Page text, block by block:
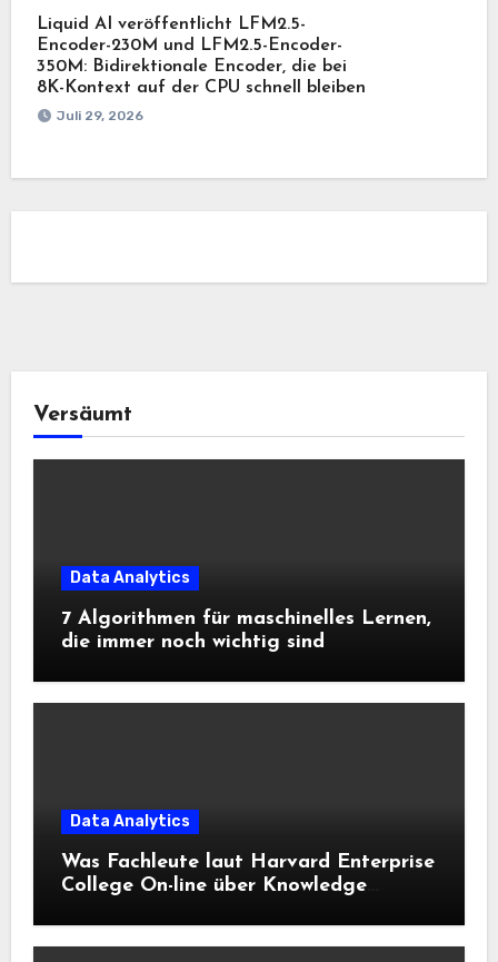
Liquid AI veröffentlicht LFM2.5-
Encoder-230M und LFM2.5-Encoder-
350M: Bidirektionale Encoder, die bei
8K-Kontext auf der CPU schnell bleiben
Juli 29, 2026
Versäumt
Data Analytics
7 Algorithmen für maschinelles Lernen,
die immer noch wichtig sind
Data Analytics
Was Fachleute laut Harvard Enterprise
College On-line über Knowledge